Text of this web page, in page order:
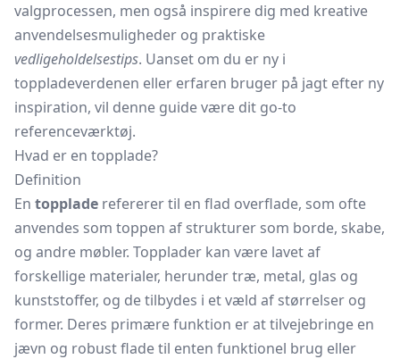
valgprocessen, men også inspirere dig med kreative
anvendelsesmuligheder og praktiske
vedligeholdelsestips. Uanset om du er ny i
toppladeverdenen eller erfaren bruger på jagt efter ny
inspiration, vil denne guide være dit go-to
referenceværktøj.
Hvad er en topplade?
Definition
En topplade refererer til en flad overflade, som ofte
anvendes som toppen af strukturer som borde, skabe,
og andre møbler. Topplader kan være lavet af
forskellige materialer, herunder træ, metal, glas og
kunststoffer, og de tilbydes i et væld af størrelser og
former. Deres primære funktion er at tilvejebringe en
jævn og robust flade til enten funktionel brug eller